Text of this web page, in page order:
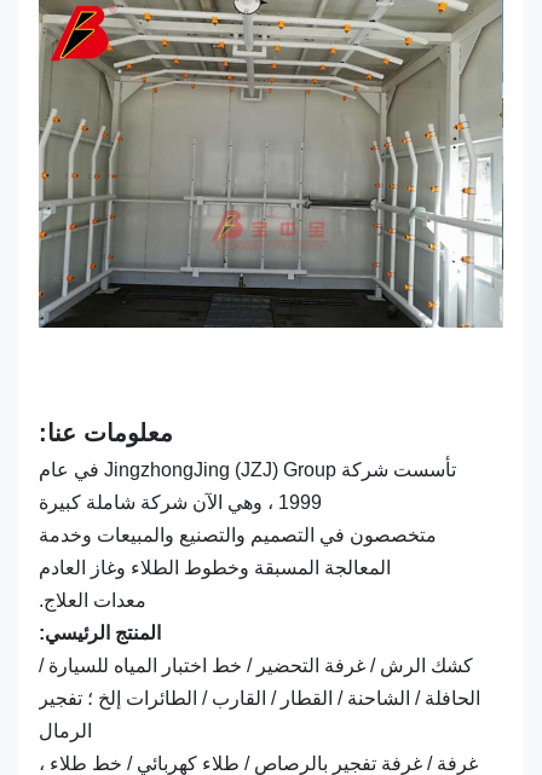
معلومات عنا:
تأسست شركة JingzhongJing (JZJ) Group في عام
1999 ، وهي الآن شركة شاملة كبيرة
متخصصون في التصميم والتصنيع والمبيعات وخدمة
المعالجة المسبقة وخطوط الطلاء وغاز العادم
معدات العلاج.
المنتج الرئيسي:
كشك الرش / غرفة التحضير / خط اختبار المياه للسيارة /
الحافلة / الشاحنة / القطار / القارب / الطائرات إلخ ؛ تفجير
الرمال
غرفة / غرفة تفجير بالرصاص / طلاء كهربائي / خط طلاء ،